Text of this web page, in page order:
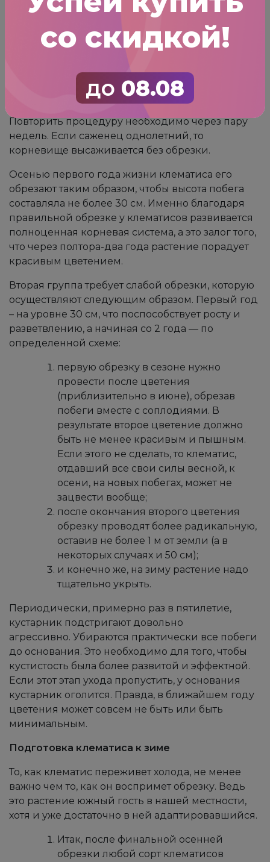
со скидкой!
до 08.08
Агрикол.
Правила обрезки
Очень важно – не забыть обрезать побеги
клематиса сразу после посадки 2 летнего
саженца. Делать это нужно радикальным
образом, оставив буквально 2-3 почки снизу.
Повторить процедуру необходимо через пару
недель. Если саженец однолетний, то
корневище высаживается без обрезки.
Осенью первого года жизни клематиса его
обрезают таким образом, чтобы высота побега
составляла не более 30 см. Именно благодаря
правильной обрезке у клематисов развивается
полноценная корневая система, а это залог того,
что через полтора-два года растение порадует
красивым цветением.
Вторая группа требует слабой обрезки, которую
осуществляют следующим образом. Первый год
– на уровне 30 см, что поспособствует росту и
разветвлению, а начиная со 2 года — по
определенной схеме:
первую обрезку в сезоне нужно
провести после цветения
(приблизительно в июне), обрезав
побеги вместе с соплодиями. В
результате второе цветение должно
быть не менее красивым и пышным.
Если этого не сделать, то клематис,
отдавший все свои силы весной, к
осени, на новых побегах, может не
зацвести вообще;
после окончания второго цветения
обрезку проводят более радикальную,
оставив не более 1 м от земли (а в
некоторых случаях и 50 см);
и конечно же, на зиму растение надо
тщательно укрыть.
Периодически, примерно раз в пятилетие,
кустарник подстригают довольно
агрессивно. Убираются практически все побеги
до основания. Это необходимо для того, чтобы
кустистость была более развитой и эффектной.
Если этот этап ухода пропустить, у основания
кустарник оголится. Правда, в ближайшем году
цветения может совсем не быть или быть
минимальным.
Подготовка клематиса к зиме
То, как клематис переживет холода, не менее
важно чем то, как он воспримет обрезку. Ведь
это растение южный гость в нашей местности,
хотя и уже достаточно в ней адаптировавшийся.
Итак, после финальной осенней
обрезки любой сорт клематисов